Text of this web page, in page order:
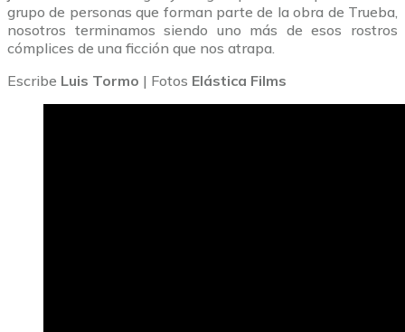
grupo de personas que forman parte de la obra de Trueba,
nosotros terminamos siendo uno más de esos rostros
cómplices de una ficción que nos atrapa.
Escribe Luis Tormo | Fotos Elástica Films